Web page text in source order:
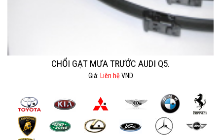
CHỔI GẠT MƯA TRƯỚC AUDI Q5.
Giá: Liên hệ VND